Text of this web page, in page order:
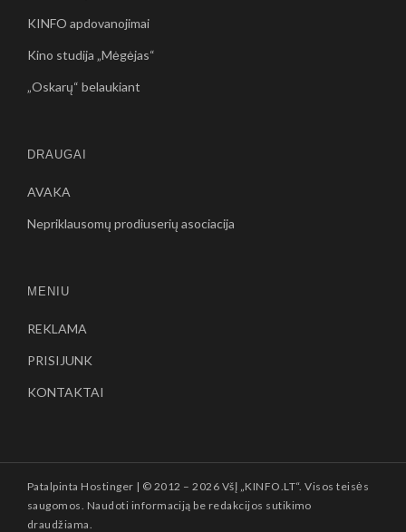
KINFO apdovanojimai
Kino studija „Mėgėjas“
„Oskarų“ belaukiant
DRAUGAI
AVAKA
Nepriklausomų prodiuserių asociacija
MENIU
REKLAMA
PRISIJUNK
KONTAKTAI
Patalpinta Hostinger | © 2012 –2026 VšĮ „KINFO.LT“. Visos teisės
saugomos. Naudoti informaciją be redakcijos sutikimo
draudžiama.